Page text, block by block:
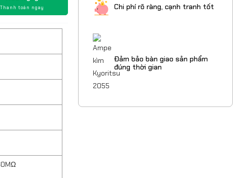
Thanh toán ngay Chi phí rõ ràng, cạnh tranh tốt
Đảm bảo bàn giao sản phẩm
đúng thời gian